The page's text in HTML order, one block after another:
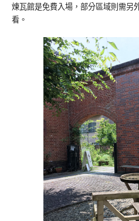
煉瓦館是免費入場，部分區域則需另
看。